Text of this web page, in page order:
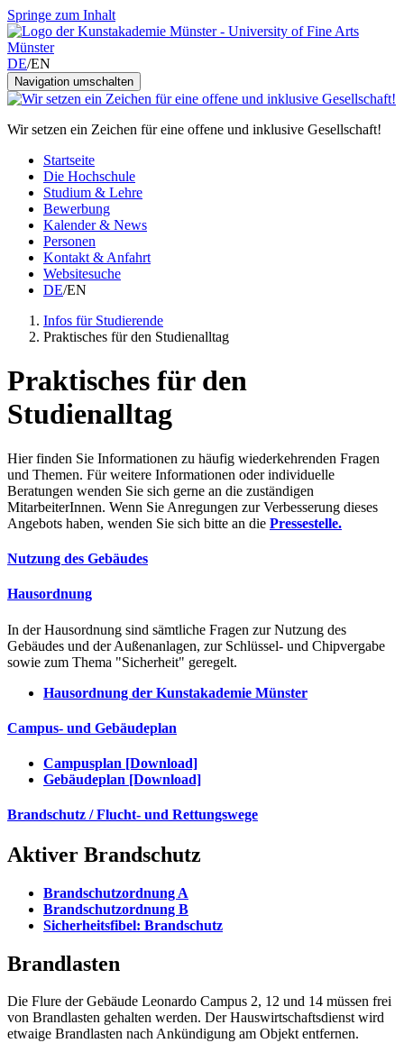
Springe zum Inhalt
DE/EN
Navigation umschalten
Wir setzen ein Zeichen für eine offene und inklusive Gesellschaft!
Startseite
Die Hochschule
Studium & Lehre
Bewerbung
Kalender & News
Personen
Kontakt & Anfahrt
Websitesuche
DE/EN
Infos für Studierende
Praktisches für den Studienalltag
Praktisches für den
Studienalltag
Hier finden Sie Informationen zu häufig wiederkehrenden Fragen
und Themen. Für weitere Informationen oder individuelle
Beratungen wenden Sie sich gerne an die zuständigen
MitarbeiterInnen. Wenn Sie Anregungen zur Verbesserung dieses
Angebots haben, wenden Sie sich bitte an die Pressestelle.
Nutzung des Gebäudes
Hausordnung
In der Hausordnung sind sämtliche Fragen zur Nutzung des
Gebäudes und der Außenanlagen, zur Schlüssel- und Chipvergabe
sowie zum Thema "Sicherheit" geregelt.
Hausordnung der Kunstakademie Münster
Campus- und Gebäudeplan
Campusplan [Download]
Gebäudeplan [Download]
Brandschutz / Flucht- und Rettungswege
Aktiver Brandschutz
Brandschutzordnung A
Brandschutzordnung B
Sicherheitsfibel: Brandschutz
Brandlasten
Die Flure der Gebäude Leonardo Campus 2, 12 und 14 müssen frei
von Brandlasten gehalten werden. Der Hauswirtschaftsdienst wird
etwaige Brandlasten nach Ankündigung am Objekt entfernen.